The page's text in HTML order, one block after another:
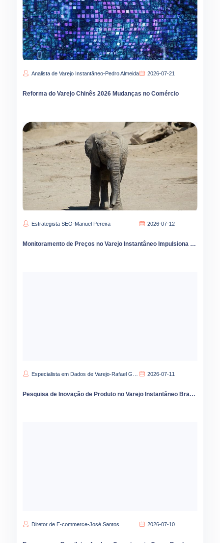
Analista de Varejo Instantâneo-Pedro Almeida 2026-07-21
Reforma do Varejo Chinês 2026 Mudanças no Comércio
Estrategista SEO-Manuel Pereira 2026-07-12
Monitoramento de Preços no Varejo Instantâneo Impulsiona Margens
Especialista em Dados de Varejo-Rafael Gomes 2026-07-11
Pesquisa de Inovação de Produto no Varejo Instantâneo Brasileiro: o Papel de iFood e Magazine Luiza na Entrega Rápida
Diretor de E-commerce-José Santos 2026-07-10